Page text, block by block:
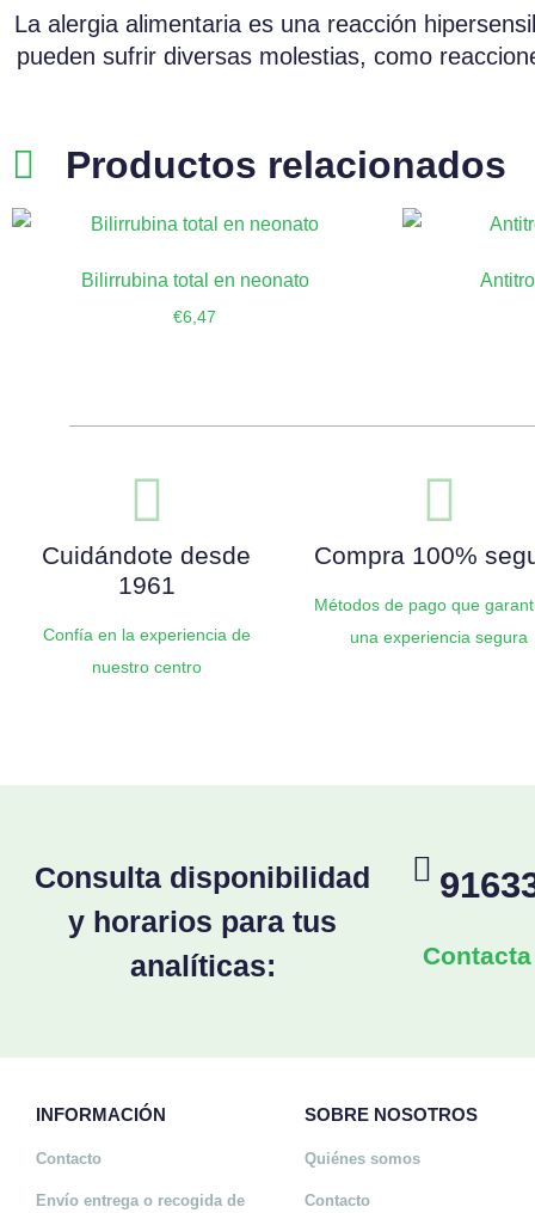
La alergia alimentaria es una reacción
pueden sufrir diversas molestias, como
Productos relacionados
Bilirrubina total en neonato
€6,47
Cuidándote desde
1961
Confía en la experiencia de
nuestro centro
Compra 100%
Métodos de pago que
una experiencia segura
Consulta disponibilidad
y horarios para tus
analíticas:
INFORMACIÓN
Contacto
Envío entrega o recogida de
SOBRE NOSOTROS
Quiénes somos
Contacto